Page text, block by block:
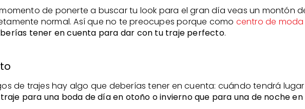
de ponerte a buscar tu look para el gran día veas un montón
normal. Así que no te preocupes porque como centro de moda
tener en cuenta para dar con tu traje perfecto.
de trajes hay algo que deberías tener en cuenta: cuándo tendrá
para una boda de día en otoño o invierno que para una de noche